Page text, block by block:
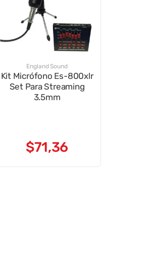
England Sound
Kit Micrófono Es-800xlr
Set Para Streaming
3.5mm
$71,36